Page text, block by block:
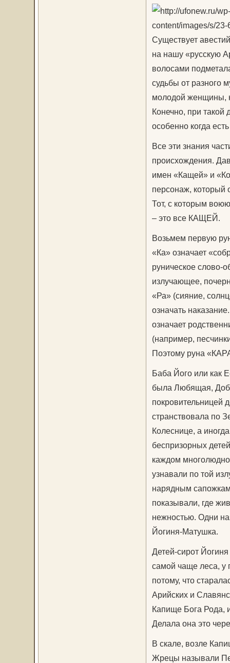
Существует
на нашу «русскую
волосами
судьбы от разного
молодой женщины,
Конечно, при такой
особенно когда
Все эти знания
происхождения.
имен «Кащей» и
персонаж, который
Тот, с которым
– это все КАЩЕЙ.
Возьмем первую
«Ка» означает
руническое слово-
излучающее,
«Ра» (сияние,
означать
означает
(например,
Поэтому руна
Баба Його или как
была Любящая,
покровительницей
странствовала по
Колеснице, а
беспризорных
каждом
узнавали по той
нарядным
показывали, где
нежностью. Одни
Йогиня-Матушка.
Детей-сирот
самой чаще леса, у
потому, что
Арийских и
Капище Бога Рода,
Делала она это
В скале, возле
Жрецы называли